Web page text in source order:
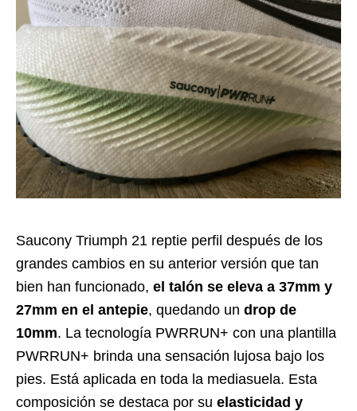
Saucony Triumph 21 reptie perfil después de los
grandes cambios en su anterior versión que tan
bien han funcionado, el talón se eleva a 37mm y
27mm en el antepie, quedando un drop de
10mm. La tecnología PWRRUN+ con una plantilla
PWRRUN+ brinda una sensación lujosa bajo los
pies. Está aplicada en toda la mediasuela. Esta
composición se destaca por su elasticidad y